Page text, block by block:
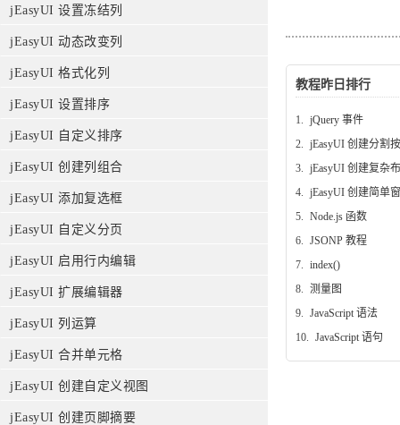
jEasyUI 设置冻结列
jEasyUI 动态改变列
jEasyUI 格式化列
jEasyUI 设置排序
jEasyUI 自定义排序
jEasyUI 创建列组合
jEasyUI 添加复选框
jEasyUI 自定义分页
jEasyUI 启用行内编辑
jEasyUI 扩展编辑器
jEasyUI 列运算
jEasyUI 合并单元格
jEasyUI 创建自定义视图
jEasyUI 创建页脚摘要
教程昨日排行
1. jQuery 事件
2. jEasyUI 创建分割
3. jEasyUI 创建复杂
4. jEasyUI 创建简单
5. Node.js 函数
6. JSONP 教程
7. index()
8. 测量图
9. JavaScript 语法
10. JavaScript 语句